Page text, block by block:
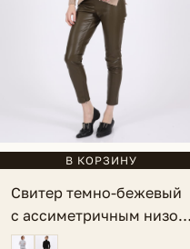
В КОРЗИНУ
Свитер темно-бежевый
с ассиметричным низом
Marbella